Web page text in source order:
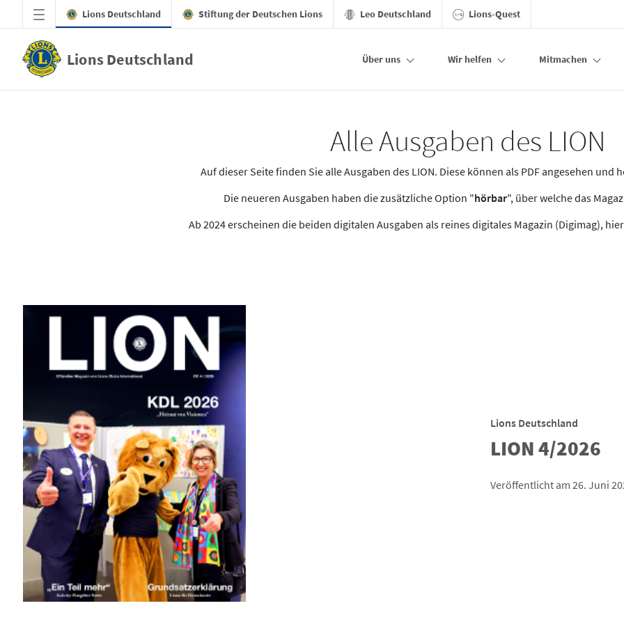
Zum Hauptinhalt springen
Lions Deutschland Stiftung der Deutschen Lions Leo Deutschland Lions-Quest
Lions Deutschland Über uns Wir helfen Mitmachen
Alle Ausgaben des LION
Auf dieser Seite finden Sie alle Ausgaben des LION. Diese können als PDF angesehen und
Die neueren Ausgaben haben die zusätzliche Option "hörbar", über welche das
Ab 2024 erscheinen die beiden digitalen Ausgaben als reines digitales Magazin (Digimag),
Lions Deutschland
LION 4/2026
Veröffentlicht am 26. Juni